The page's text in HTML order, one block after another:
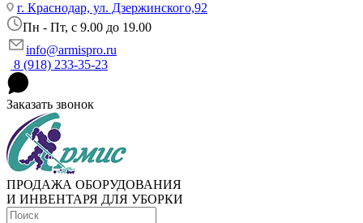
г. Краснодар, ул. Дзержинского,92
Пн - Пт, c 9.00 до 19.00
info@armispro.ru
8 (918) 233-35-23
Заказать звонок
ПРОДАЖА ОБОРУДОВАНИЯ
И ИНВЕНТАРЯ ДЛЯ УБОРКИ